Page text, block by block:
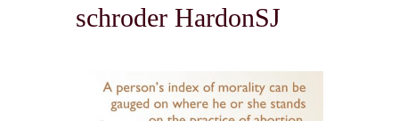
schroder HardonSJ